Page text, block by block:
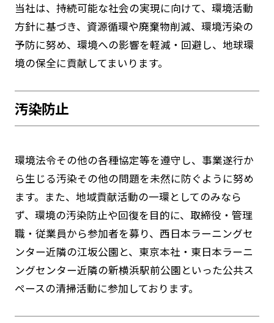
当社は、持続可能な社会の実現に向けて、環境活動
方針に基づき、資源循環や廃棄物削減、環境汚染の
予防に努め、環境への影響を軽減・回避し、地球環
境の保全に貢献してまいります。
汚染防止
環境法令その他の各種協定等を遵守し、事業遂行か
ら生じる汚染その他の問題を未然に防ぐように努め
ます。また、地域貢献活動の一環としてのみなら
ず、環境の汚染防止や回復を目的に、取締役・管理
職・従業員から参加者を募り、西日本ラーニングセ
ンター近隣の江坂公園と、東京本社・東日本ラーニ
ングセンター近隣の新横浜駅前公園といった公共ス
ペースの清掃活動に参加しております。